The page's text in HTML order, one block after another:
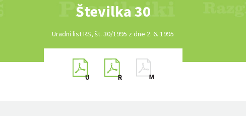
Številka 30
Uradni list RS, št. 30/1995 z dne 2. 6. 1995